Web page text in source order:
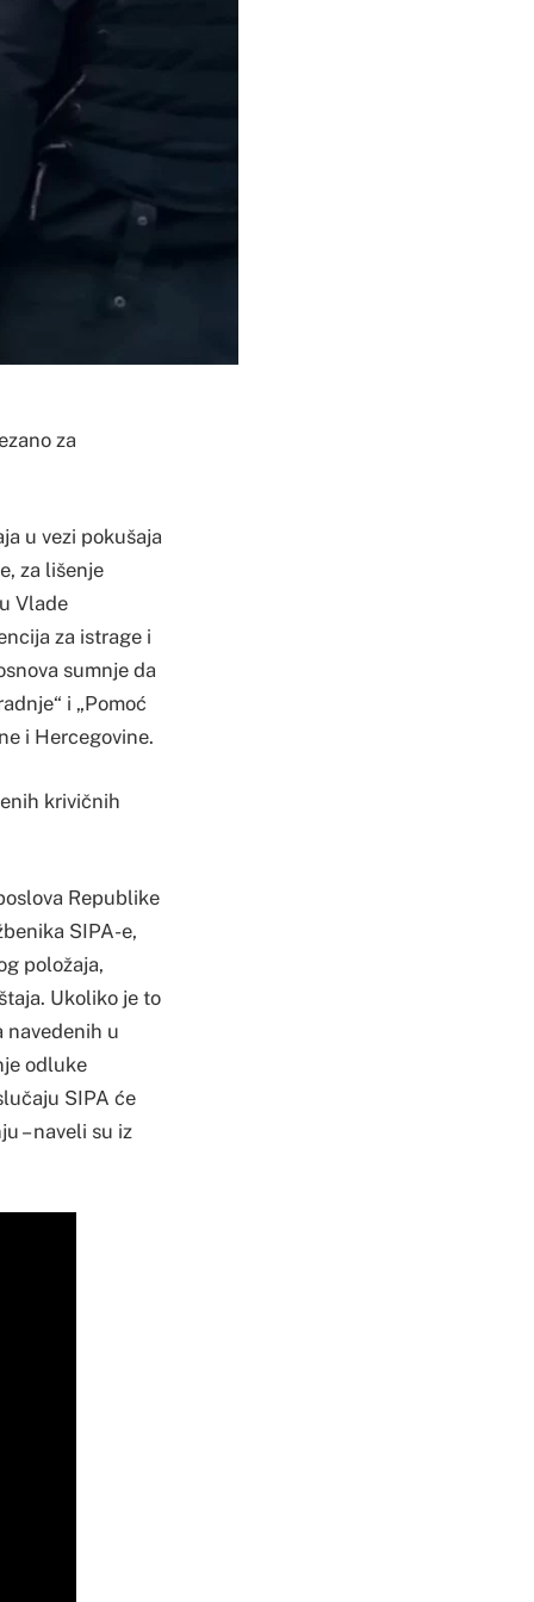
za
u vezi pokušaja
za lišenje
Vlade
za istrage i
sumnje da
i „Pomoć
i Hercegovine.
krivičnih
Republike
SIPA-e,
položaja,
Ukoliko je to
navedenih u
odluke
SIPA će
– naveli su iz